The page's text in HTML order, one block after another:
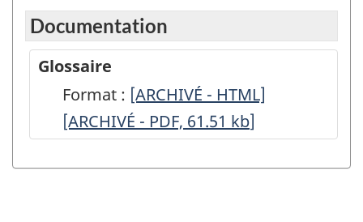
Documentation
Glossaire
Format : Glossaire
-
-
[ARCHIVÉ - HTML]
-
[ARCHIVÉ - PDF, 61.51 kb]